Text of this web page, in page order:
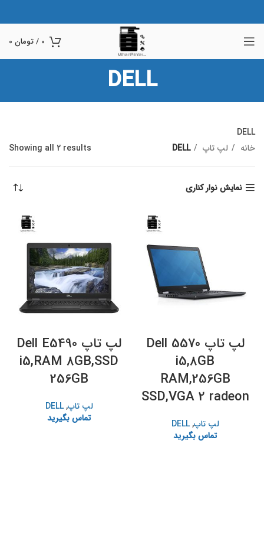
0
/تومان
DELL
DELL
خانه
لپ تاپ DELL
Showing all 2 results
نمایش نوار کناری
لپ تاپ Dell 5570
i5,8GB
RAM,256GB
SSD,VGA 2 radeon
لپ تاپ,
DELL
تماس بگیرید
لپ تاپ Dell E5490
i5,RAM 8GB,SSD
256GB
لپ تاپ,
DELL
تماس بگیرید